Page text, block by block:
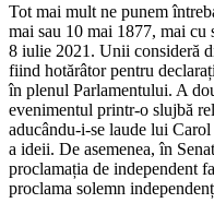
Tot mai mult ne punem
mai sau 10 mai 1877, mai cu
8 iulie 2021. Unii consideră
fiind hotărâtor pentru
în plenul Parlamentului. A
evenimentul printr-o slujbă
aducându-i-se laude lui
a ideii. De asemenea, în
proclamația de independent
proclama solemn